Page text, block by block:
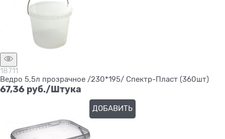
18711
Ведро 5,5л прозрачное /230*195/ Спектр-Пласт (360шт)
67,36 руб./Штука
ДОБАВИТЬ